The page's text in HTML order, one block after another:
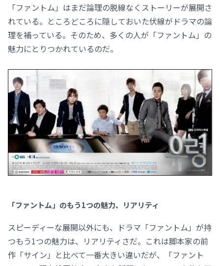
「ファントム」はまだ論理の脱線なくストーリーが展開さ
れている。ところどころに隠しておいた伏線がドラマの論
理を補っている。そのため、多くの人が「ファントム」の
魅力にとりつかれているのだ。
「ファントム」のもう1つの魅力、リアリティ
スピーディーな展開以外にも、ドラマ「ファントム」が持
つもう1つの魅力は、リアリティさだ。これは脚本家の前
作「サイン」と比べて一番大きい違いだが、「ファント